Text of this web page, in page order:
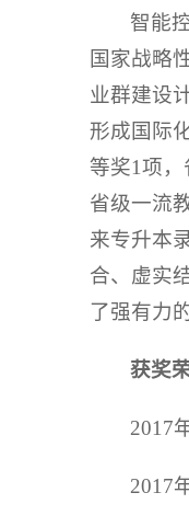
智能
国家战略
业群建设
形成国际
等奖1项
省级一流
来专升本
合、虚实
了强有力
获奖
2017
2017